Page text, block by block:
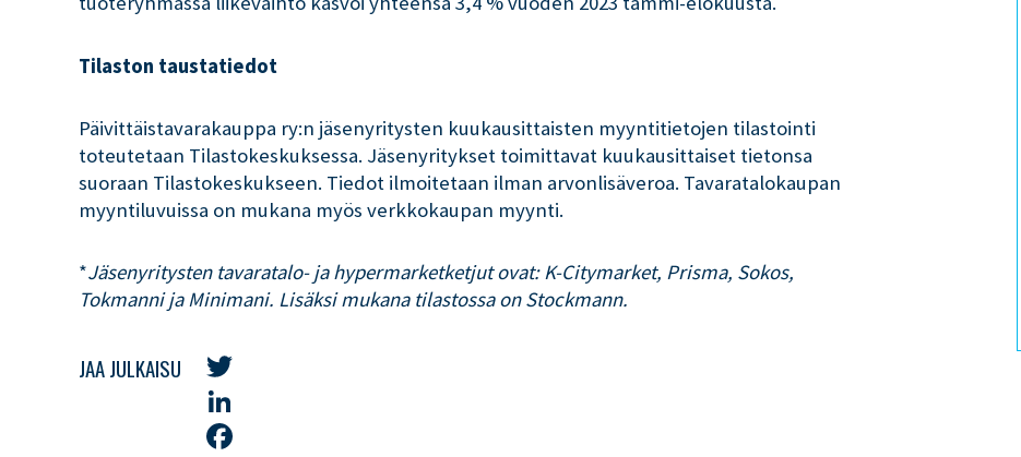
Tilaston taustatiedot
Päivittäistavarakauppa ry:n jäsenyritysten kuukausittaisten myyntitietojen tilastointi
toteutetaan Tilastokeskuksessa. Jäsenyritykset toimittavat kuukausittaiset tietonsa
suoraan Tilastokeskukseen. Tiedot ilmoitetaan ilman arvonlisäveroa. Tavaratalokaupan
myyntiluvuissa on mukana myös verkkokaupan myynti.
*Jäsenyritysten tavaratalo- ja hypermarketketjut ovat: K-Citymarket, Prisma, Sokos,
Tokmanni ja Minimani. Lisäksi mukana tilastossa on Stockmann.
JAA JULKAISU
Twitter
LinkedIn